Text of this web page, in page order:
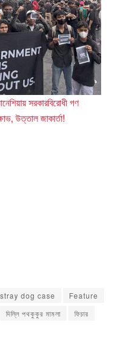
সরকারবিরোধী গণ
উত্তাল জাকার্তা!
dog case
Feature
দিল্লি পথকুকুর মামলা
ফিচার